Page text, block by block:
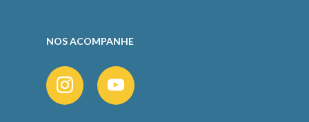
NOS ACOMPANHE